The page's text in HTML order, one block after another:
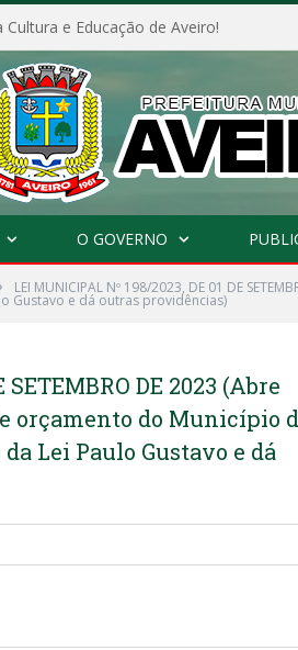
e Educação de Aveiro!
O GOVERNO
LEI MUNICIPAL Nº 198/2023, DE 01 DE
Gustavo e dá outras providências)
SETEMBRO DE 2023 (Abre
orçamento do Município
Lei Paulo Gustavo e dá